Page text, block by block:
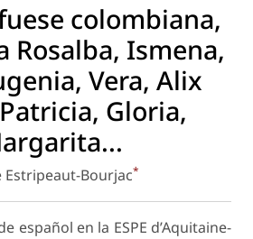
colombiana,
Rosalba, Ismena,
Vera, Alix
Gloria,
Estripeaut-Bourjac*
español en la ESPE d’Aquitaine-